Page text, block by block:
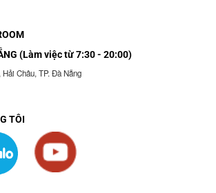
(Làm việc từ 7:30 - 20:00)
Châu, TP. Đà Nẵng
TÔI